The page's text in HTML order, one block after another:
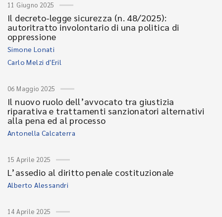
11 Giugno 2025
Il decreto-legge sicurezza (n. 48/2025):
autoritratto involontario di una politica di
oppressione
Simone Lonati
Carlo Melzi d'Eril
06 Maggio 2025
Il nuovo ruolo dell’avvocato tra giustizia
riparativa e trattamenti sanzionatori alternativi
alla pena ed al processo
Antonella Calcaterra
15 Aprile 2025
L’assedio al diritto penale costituzionale
Alberto Alessandri
14 Aprile 2025